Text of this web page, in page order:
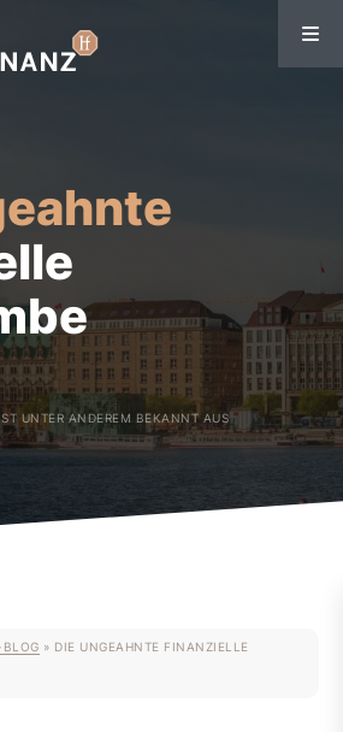
» DIE UNGEAHNTE FINANZIELLE